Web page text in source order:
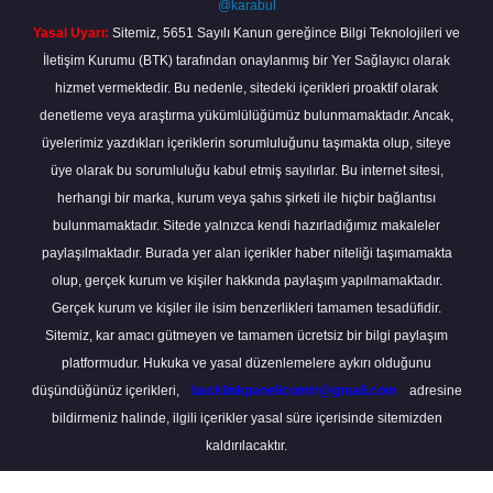
@karabul
Yasal Uyarı: Sitemiz, 5651 Sayılı Kanun gereğince Bilgi Teknolojileri ve
İletişim Kurumu (BTK) tarafından onaylanmış bir Yer Sağlayıcı olarak
hizmet vermektedir. Bu nedenle, sitedeki içerikleri proaktif olarak
denetleme veya araştırma yükümlülüğümüz bulunmamaktadır. Ancak,
üyelerimiz yazdıkları içeriklerin sorumluluğunu taşımakta olup, siteye
üye olarak bu sorumluluğu kabul etmiş sayılırlar. Bu internet sitesi,
herhangi bir marka, kurum veya şahıs şirketi ile hiçbir bağlantısı
bulunmamaktadır. Sitede yalnızca kendi hazırladığımız makaleler
paylaşılmaktadır. Burada yer alan içerikler haber niteliği taşımamakta
olup, gerçek kurum ve kişiler hakkında paylaşım yapılmamaktadır.
Gerçek kurum ve kişiler ile isim benzerlikleri tamamen tesadüfidir.
Sitemiz, kar amacı gütmeyen ve tamamen ücretsiz bir bilgi paylaşım
platformudur. Hukuka ve yasal düzenlemelere aykırı olduğunu
düşündüğünüz içerikleri,
backlinkpanelicomtr@gmail.com
adresine
bildirmeniz halinde, ilgili içerikler yasal süre içerisinde sitemizden
kaldırılacaktır.